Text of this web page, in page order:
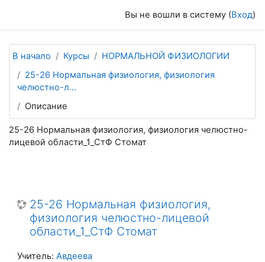
Вы не вошли в систему (Вход)
В начало Курсы
НОРМАЛЬНОЙ ФИЗИОЛОГИИ
25-26 Нормальная физиология, физиология
челюстно-л...
Описание
25-26 Нормальная физиология, физиология челюстно-
лицевой области_1_СтФ Стомат
25-26 Нормальная физиология,
физиология челюстно-лицевой
области_1_СтФ Стомат
Учитель: Авдеева